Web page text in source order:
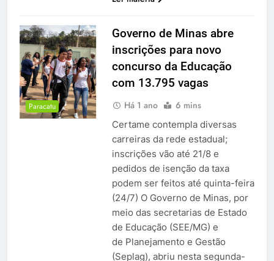
Paracatu
Governo de Minas abre
inscrições para novo
concurso da Educação
com 13.795 vagas
Há 1 ano 6 mins
Certame contempla diversas
carreiras da rede estadual;
inscrições vão até 21/8 e
pedidos de isenção da taxa
podem ser feitos até quinta-feira
(24/7) O Governo de Minas, por
meio das secretarias de Estado
de Educação (SEE/MG) e
de Planejamento e Gestão
(Seplag), abriu nesta segunda-